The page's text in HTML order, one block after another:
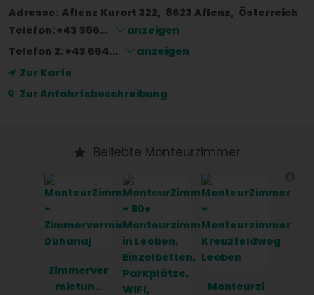
Adresse: Aflenz Kurort 322 8623 Aflenz
Österreich
Telefon: +43 386...
anzeigen
Telefon 2: +43 664...
anzeigen
Zur Karte
Zur Anfahrtsbeschreibung
Beliebte Monteurzimmer
Zimmerver
mietung
Monteurzi